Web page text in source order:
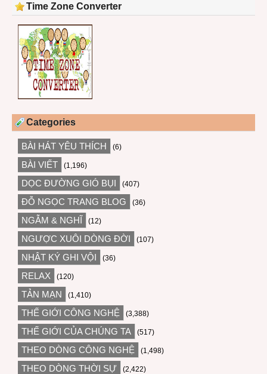
Time Zone Converter
Categories
BÀI HÁT YÊU THÍCH (6)
BÀI VIẾT (1,196)
DỌC ĐƯỜNG GIÓ BỤI (407)
ĐỖ NGỌC TRANG BLOG (36)
NGẪM & NGHĨ (12)
NGƯỢC XUÔI DÒNG ĐỜI (107)
NHẬT KÝ GHI VỘI (36)
RELAX (120)
TẢN MẠN (1,410)
THẾ GIỚI CÔNG NGHỆ (3,388)
THẾ GIỚI CỦA CHÚNG TA (517)
THEO DÒNG CÔNG NGHỆ (1,498)
THEO DÒNG THỜI SỰ (2,422)